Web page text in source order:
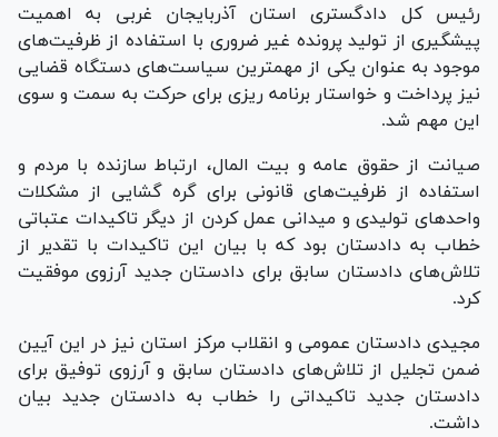
رئیس کل دادگستری استان آذربایجان غربی به اهمیت
پیشگیری از تولید پرونده غیر ضروری با استفاده از ظرفیت‌های
موجود به عنوان یکی از مهمترین سیاست‌های دستگاه قضایی
نیز پرداخت و خواستار برنامه ریزی برای حرکت به سمت و سوی
این مهم شد.
صیانت از حقوق عامه و بیت المال، ارتباط سازنده با مردم و
استفاده از ظرفیت‌های قانونی برای گره گشایی از مشکلات
واحد‌های تولیدی و میدانی عمل کردن از دیگر تاکیدات عتباتی
خطاب به دادستان بود که با بیان این تاکیدات با تقدیر از
تلاش‌های دادستان سابق برای دادستان جدید آرزوی موفقیت
کرد.
مجیدی دادستان عمومی و انقلاب مرکز استان نیز در این آیین
ضمن تجلیل از تلاش‌های دادستان سابق و آرزوی توفیق برای
دادستان جدید تاکیداتی را خطاب به دادستان جدید بیان
داشت.